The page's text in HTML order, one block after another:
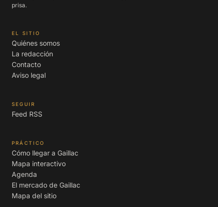
prisa.
EL SITIO
Quiénes somos
La redacción
Contacto
Aviso legal
SEGUIR
Feed RSS
PRÁCTICO
Cómo llegar a Gaillac
Mapa interactivo
Agenda
El mercado de Gaillac
Mapa del sitio